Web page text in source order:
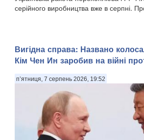
серійного виробництва вже в серпні.
Вигідна справа: Названо
Кім Чен Ин заробив на війні
п’ятниця, 7 серпень 2026, 19:52